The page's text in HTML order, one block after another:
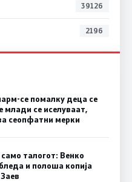
39126
2196
се помалку деца се
млади се иселуваат,
сеопфатни мерки
талогот: Венко
и полоша копија